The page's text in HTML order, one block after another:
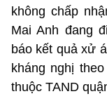
không chấp
Mai Anh đang
báo kết quả xử
kháng nghị
thuộc TAND